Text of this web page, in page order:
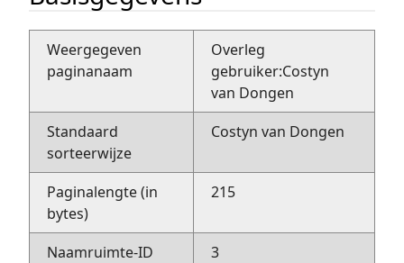
Weergegeven
paginanaam
Overleg
gebruiker:Costyn
van Dongen
Standaard
sorteerwijze
Costyn van Dongen
Paginalengte (in
bytes)
215
Naamruimte-ID
3